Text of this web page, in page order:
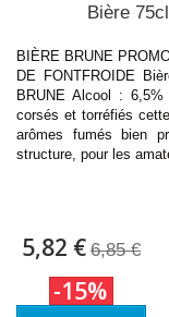
Bière
BIÈRE BRUNE
DE FONTFROIDE
BRUNE Alcool :
corsés et torréfiés
arômes fumés bien
structure, pour les
5,82 € 6,85 €
-15%